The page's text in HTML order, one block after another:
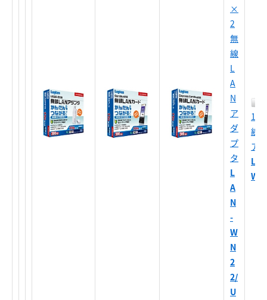
×
2
無
線
L
A
N
ア
ダ
プ
タ
L
A
N
-
W
N
2
2/
U
線
ア